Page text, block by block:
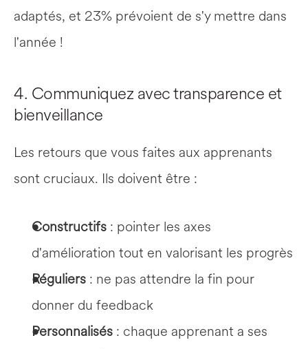
adaptés, et 23% prévoient de s'y mettre dans
l'année !
4. Communiquez avec transparence et
bienveillance
Les retours que vous faites aux apprenants
sont cruciaux. Ils doivent être :
Constructifs : pointer les axes
d'amélioration tout en valorisant les progrès
Réguliers : ne pas attendre la fin pour
donner du feedback
Personnalisés : chaque apprenant a ses